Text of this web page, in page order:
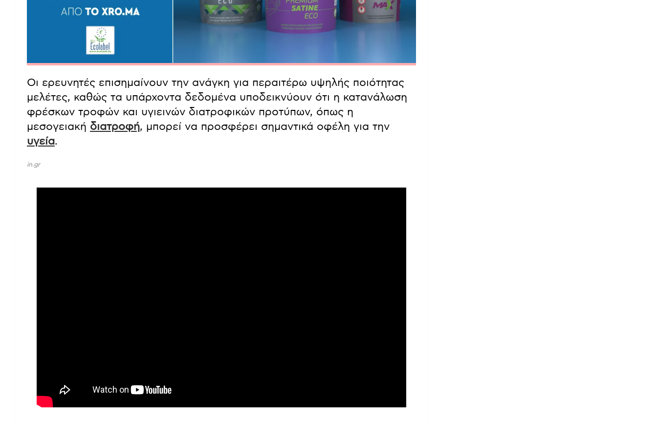
Οι ερευνητές επισημαίνουν την ανάγκη για περαιτέρω υψηλής ποιότητας
μελέτες, καθώς τα υπάρχοντα δεδομένα υποδεικνύουν ότι η κατανάλωση
φρέσκων τροφών και υγιεινών διατροφικών προτύπων, όπως η
μεσογειακή διατροφή, μπορεί να προσφέρει σημαντικά οφέλη για την
υγεία.
in.gr